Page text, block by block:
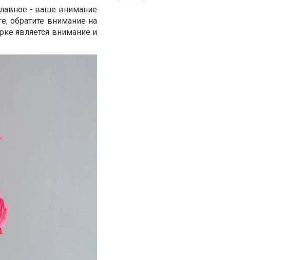
- ваше внимание
обратите внимание на
является внимание и